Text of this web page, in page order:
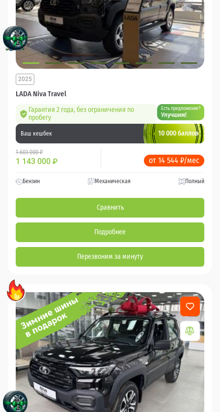
LADA Niva Travel
2025
Гарантия 2 года, без ограничения по
пробегу
Есть предложение?
Улучшим!
Ваш кешбек 10 000 баллов
1 603 000 ₽
1 143 000 ₽ от 14 544 ₽/мес
Бензин Механическая Полный
Сравнить
Подробнее
Перезвоним за минуту